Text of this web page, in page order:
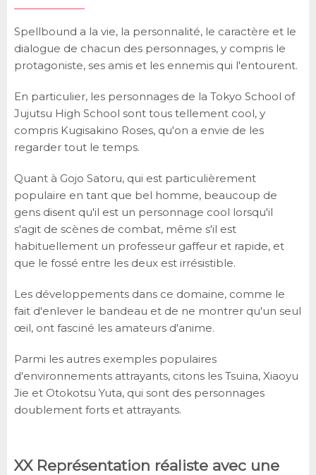
Spellbound a la vie, la personnalité, le caractère et le
dialogue de chacun des personnages, y compris le
protagoniste, ses amis et les ennemis qui l'entourent.
En particulier, les personnages de la Tokyo School of
Jujutsu High School sont tous tellement cool, y
compris Kugisakino Roses, qu'on a envie de les
regarder tout le temps.
Quant à Gojo Satoru, qui est particulièrement
populaire en tant que bel homme, beaucoup de
gens disent qu'il est un personnage cool lorsqu'il
s'agit de scènes de combat, même s'il est
habituellement un professeur gaffeur et rapide, et
que le fossé entre les deux est irrésistible.
Les développements dans ce domaine, comme le
fait d'enlever le bandeau et de ne montrer qu'un seul
œil, ont fasciné les amateurs d'anime.
Parmi les autres exemples populaires
d'environnements attrayants, citons les Tsuina, Xiaoyu
Jie et Otokotsu Yuta, qui sont des personnages
doublement forts et attrayants.
XX Représentation réaliste avec une